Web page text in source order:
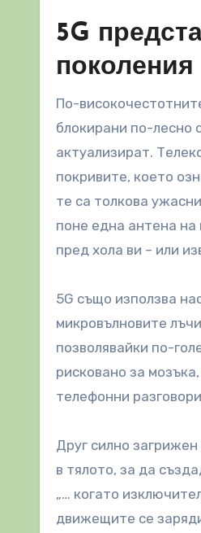
5G
поколения
По-
блокирани по-лесно
актуализират.
покривите, което
те са толкова
поне една антена на
пред хола ви – или
5G също използва
микровълновите
позволявайки по-
рисковано за
телефонни
Друг силно
в тялото, за да
„… когато
движещите се